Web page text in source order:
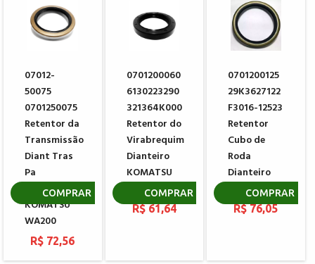
07012-
50075
0701250075
Retentor da
Transmissão
Diant Tras
Pa
Carregadeira
KOMATSU
WA200
R$ 72,56
COMPRAR
0701200060
6130223290
321364K000
Retentor do
Virabrequim
Dianteiro
KOMATSU
4D105
R$ 61,64
COMPRAR
0701200125
29K3627122
F3016-12523
Retentor
Cubo de
Roda
Dianteiro
CATERPILLAR
R$ 76,05
COMPRAR